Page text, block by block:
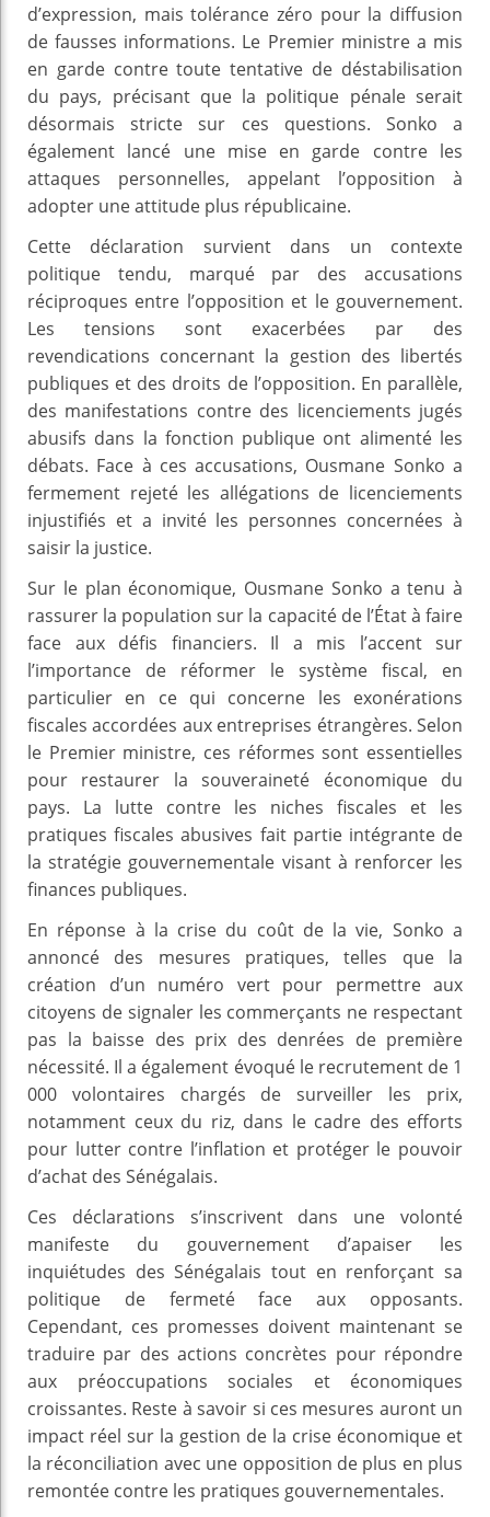
d’expression, mais tolérance zéro pour la diffusion
de fausses informations. Le Premier ministre a mis
en garde contre toute tentative de déstabilisation
du pays, précisant que la politique pénale serait
désormais stricte sur ces questions. Sonko a
également lancé une mise en garde contre les
attaques personnelles, appelant l’opposition à
adopter une attitude plus républicaine.
Cette déclaration survient dans un contexte
politique tendu, marqué par des accusations
réciproques entre l’opposition et le gouvernement.
Les tensions sont exacerbées par des
revendications concernant la gestion des libertés
publiques et des droits de l’opposition. En parallèle,
des manifestations contre des licenciements jugés
abusifs dans la fonction publique ont alimenté les
débats. Face à ces accusations, Ousmane Sonko a
fermement rejeté les allégations de licenciements
injustifiés et a invité les personnes concernées à
saisir la justice.
Sur le plan économique, Ousmane Sonko a tenu à
rassurer la population sur la capacité de l’État à faire
face aux défis financiers. Il a mis l’accent sur
l’importance de réformer le système fiscal, en
particulier en ce qui concerne les exonérations
fiscales accordées aux entreprises étrangères. Selon
le Premier ministre, ces réformes sont essentielles
pour restaurer la souveraineté économique du
pays. La lutte contre les niches fiscales et les
pratiques fiscales abusives fait partie intégrante de
la stratégie gouvernementale visant à renforcer les
finances publiques.
En réponse à la crise du coût de la vie, Sonko a
annoncé des mesures pratiques, telles que la
création d’un numéro vert pour permettre aux
citoyens de signaler les commerçants ne respectant
pas la baisse des prix des denrées de première
nécessité. Il a également évoqué le recrutement de 1
000 volontaires chargés de surveiller les prix,
notamment ceux du riz, dans le cadre des efforts
pour lutter contre l’inflation et protéger le pouvoir
d’achat des Sénégalais.
Ces déclarations s’inscrivent dans une volonté
manifeste du gouvernement d’apaiser les
inquiétudes des Sénégalais tout en renforçant sa
politique de fermeté face aux opposants.
Cependant, ces promesses doivent maintenant se
traduire par des actions concrètes pour répondre
aux préoccupations sociales et économiques
croissantes. Reste à savoir si ces mesures auront un
impact réel sur la gestion de la crise économique et
la réconciliation avec une opposition de plus en plus
remontée contre les pratiques gouvernementales.